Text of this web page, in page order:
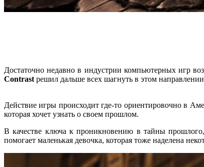
Достаточно недавно в индустрии компьютерных игр
Contrast решил дальше всех шагнуть в этом
Действие игры происходит где-то ориентировочно в
которая хочет узнать о своем прошлом.
В качестве ключа к проникновению в тайны прошлого,
помогает маленькая девочка, которая тоже наделена